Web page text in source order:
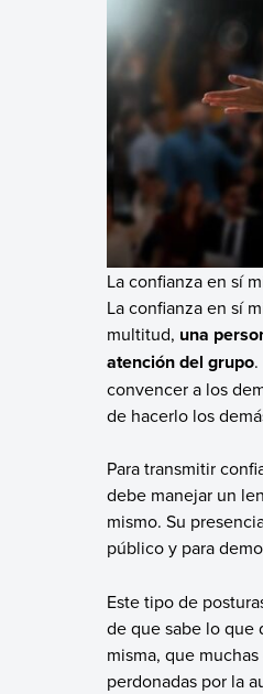
La confianza en sí
La confianza en sí
multitud, una
atención del grupo.
convencer a los
de hacerlo los
Para transmitir
debe manejar un
mismo. Su
público y para
Este tipo de
de que sabe lo que
misma, que
perdonadas por la